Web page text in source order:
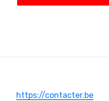
https://contacter.be